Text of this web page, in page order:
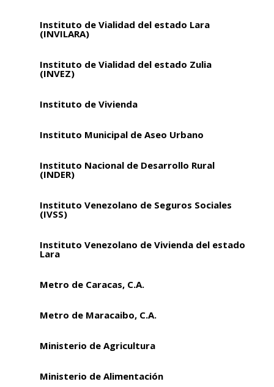
Instituto de Vialidad del estado Lara
(INVILARA)
Instituto de Vialidad del estado Zulia
(INVEZ)
Instituto de Vivienda
Instituto Municipal de Aseo Urbano
Instituto Nacional de Desarrollo Rural
(INDER)
Instituto Venezolano de Seguros Sociales
(IVSS)
Instituto Venezolano de Vivienda del estado
Lara
Metro de Caracas, C.A.
Metro de Maracaibo, C.A.
Ministerio de Agricultura
Ministerio de Alimentación